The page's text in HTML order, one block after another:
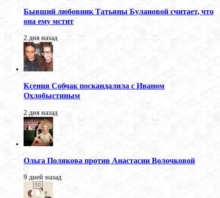
Бывший любовник Татьяны Булановой считает, что
она ему мстит
2 дня назад
Ксения Собчак поскандалила с Иваном
Охлобыстиным
2 дня назад
Ольга Полякова против Анастасии Волочковой
9 дней назад